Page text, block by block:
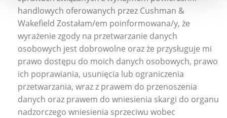
handlowych oferowanych przez Cushman &
Wakefield Zostałam/em poinformowana/y, że
wyrażenie zgody na przetwarzanie danych
osobowych jest dobrowolne oraz że przysługuje mi
prawo dostępu do moich danych osobowych, prawo
ich poprawiania, usunięcia lub ograniczenia
przetwarzania, wraz z prawem do przenoszenia
danych oraz prawem do wniesienia skargi do organu
nadzorczego wniesienia sprzeciwu wobec